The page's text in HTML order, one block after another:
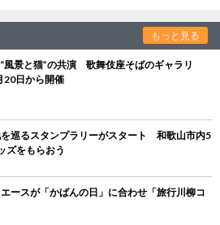
もっと見る
風景と猫”の共演 歌舞伎座そばのギャラリ
20日から開催
巡るスタンプラリーがスタート 和歌山市内5
ズをもらおう
ースが「かばんの日」に合わせ「旅行川柳コ